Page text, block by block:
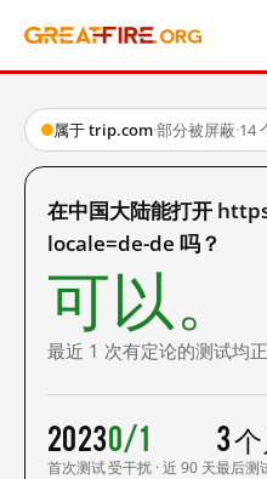
属于 trip.com·部分被屏蔽·14
在中国大陆能打开
locale=de-de 吗？
可以。
最近 1 次有定论的测试均正
2023
首次测试
0/1
受干扰 · 近 90 天
3
最后测